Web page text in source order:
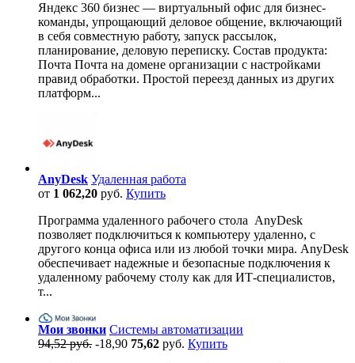
Яндекс 360 бизнес — виртуальный офис для бизнес-
команды, упрощающий деловое общение, включающий
в себя совместную работу, запуск рассылок,
планирование, деловую переписку. Состав продукта:
Почта Почта на домене организации с настройками
правид обработки. Простой переезд данных из других
платформ...
AnyDesk Удаленная работа
от 1 062,20 руб. Купить
Программа удаленного рабочего стола AnyDesk
позволяет подключиться к компьютеру удаленно, с
другого конца офиса или из любой точки мира. AnyDesk
обеспечивает надежные и безопасные подключения к
удаленному рабочему столу как для ИТ-специалистов,
т...
Мои звонки Системы автоматизации
94,52 руб. -18,90 75,62 руб. Купить